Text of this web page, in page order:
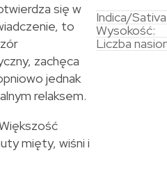
Indica/
Wysokość:
Liczba
się w
to
zachęca
jednak
relaksem.
mięty, wiśni i